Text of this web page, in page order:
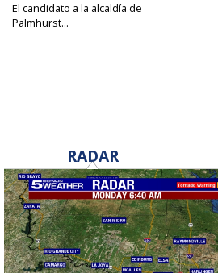
El candidato a la alcaldía de
Palmhurst...
RADAR